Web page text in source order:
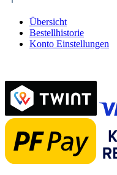
Übersicht
Bestellhistorie
Konto Einstellungen